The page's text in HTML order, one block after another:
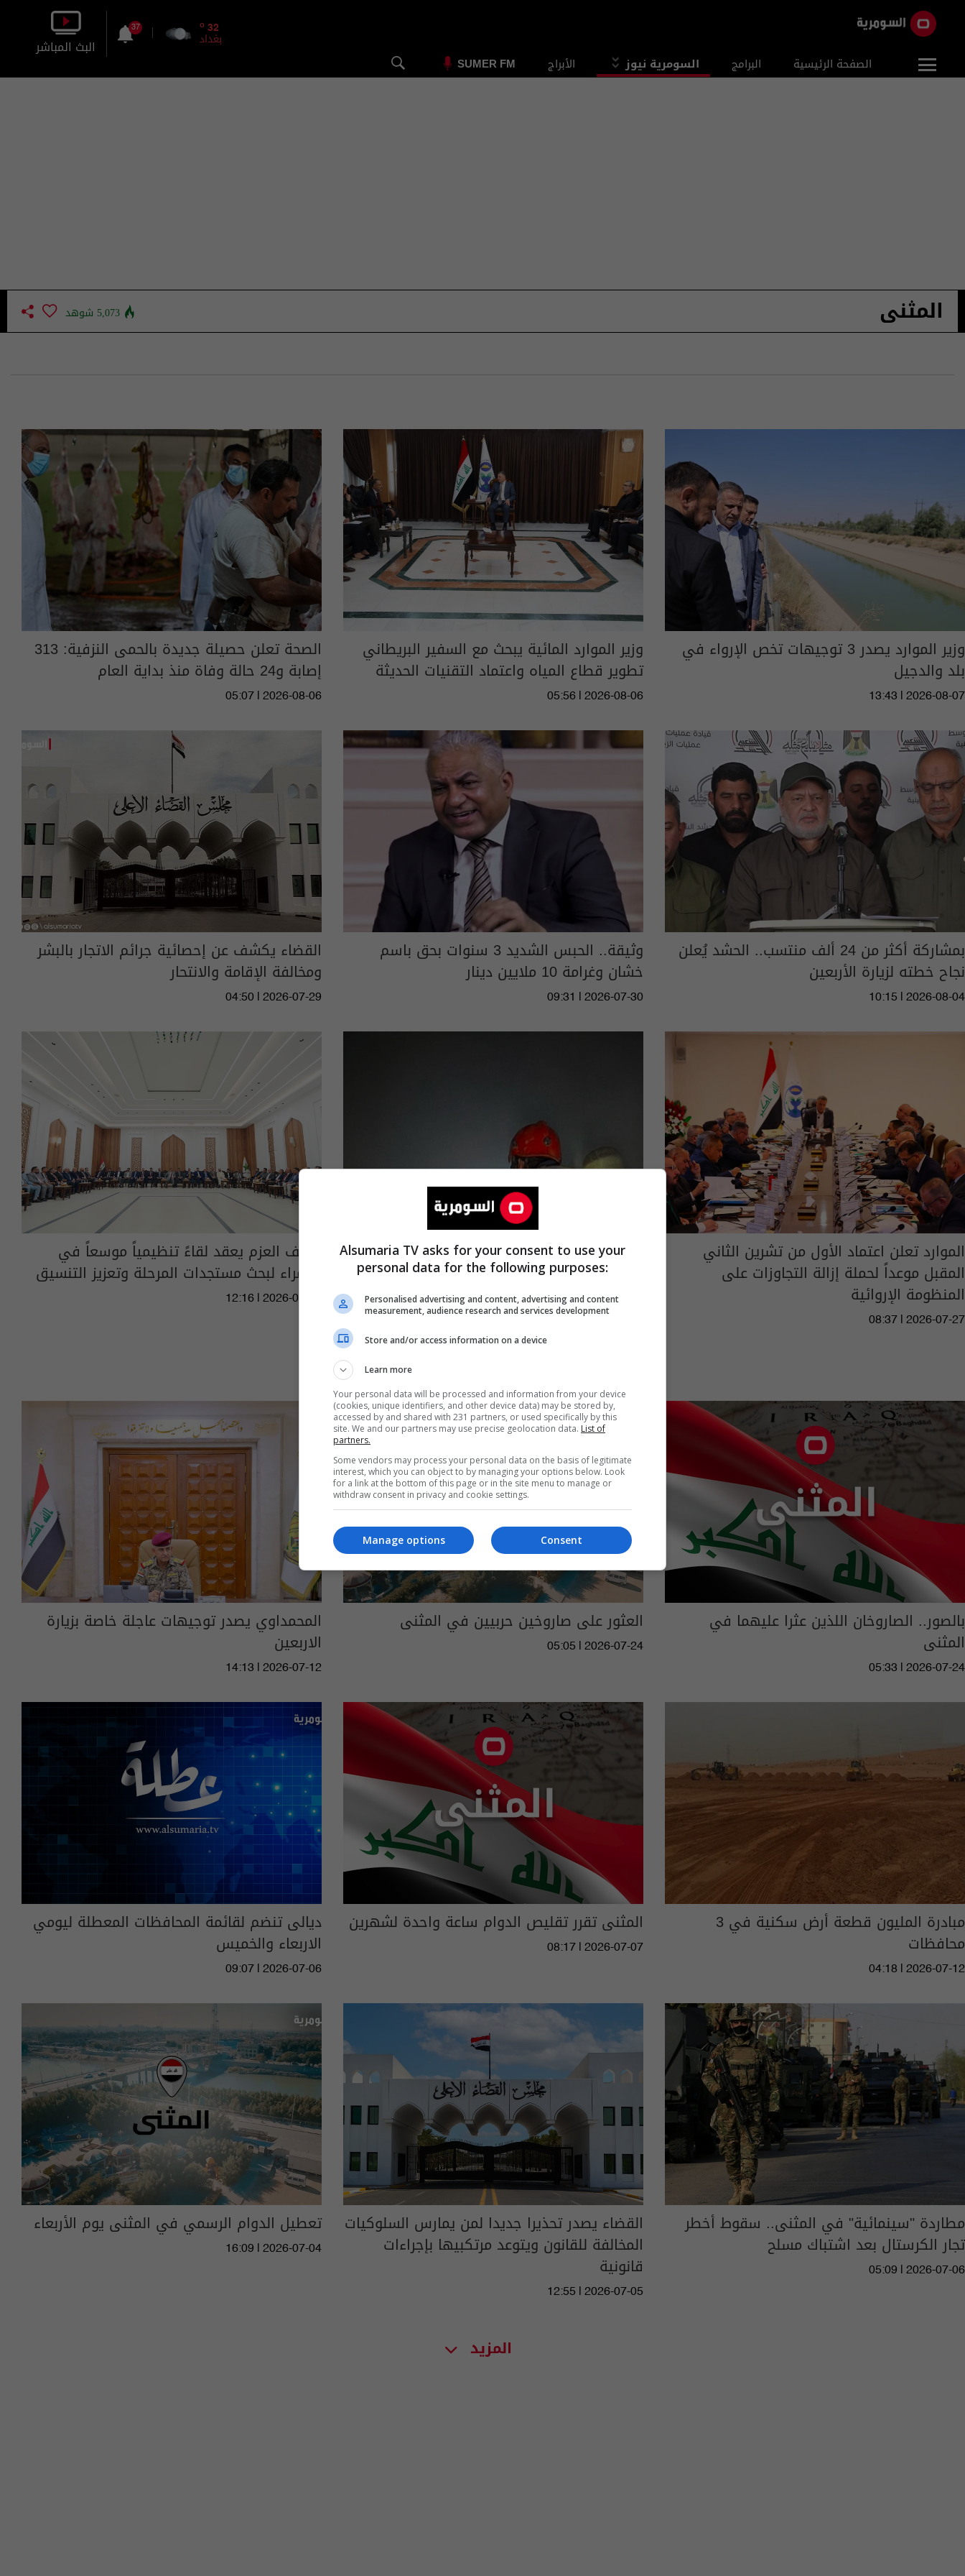
الصفحة الرئيسية البرامج السومرية نيوز الأبراج SUMER FM
32
o
بغداد
37
البث المباشر
المثنى 5,073 شوهد
وزير الموارد يصدر 3 توجيهات تخص الإرواء في
بلد والدجيل
13:43 | 2026-08-07
وزير الموارد المائية يبحث مع السفير البريطاني
تطوير قطاع المياه واعتماد التقنيات الحديثة
05:56 | 2026-08-06
الصحة تعلن حصيلة جديدة بالحمى النزفية: 313
إصابة و24 حالة وفاة منذ بداية العام
05:07 | 2026-08-06
بمشاركة أكثر من 24 ألف منتسب.. الحشد يُعلن
نجاح خطته لزيارة الأربعين
10:15 | 2026-08-04
وثيقة.. الحبس الشديد 3 سنوات بحق باسم
خشان وغرامة 10 ملايين دينار
09:31 | 2026-07-30
القضاء يكشف عن إحصائية جرائم الاتجار بالبشر
ومخالفة الإقامة والانتحار
04:50 | 2026-07-29
الموارد تعلن اعتماد الأول من تشرين الثاني
المقبل موعداً لحملة إزالة التجاوزات على
المنظومة الإروائية
08:37 | 2026-07-27
انقاذ عائلة من حريق في الرميثة
02:57 | 2026-07-27
تحالف العزم يعقد لقاءً تنظيمياً موسعاً في
سامراء لبحث مستجدات المرحلة وتعزيز التنسيق
12:16 | 2026-07-25
بالصور.. الصاروخان اللذين عثرا عليهما في
المثنى
05:33 | 2026-07-24
العثور على صاروخين حربيين في المثنى
05:05 | 2026-07-24
المحمداوي يصدر توجيهات عاجلة خاصة بزيارة
الاربعين
14:13 | 2026-07-12
مبادرة المليون قطعة أرض سكنية في 3
محافظات
04:18 | 2026-07-12
المثنى تقرر تقليص الدوام ساعة واحدة لشهرين
08:17 | 2026-07-07
ديالى تنضم لقائمة المحافظات المعطلة ليومي
الاربعاء والخميس
09:07 | 2026-07-06
مطاردة "سينمائية" في المثنى.. سقوط أخطر
تجار الكرستال بعد اشتباك مسلح
05:09 | 2026-07-06
القضاء يصدر تحذيرا جديدا لمن يمارس السلوكيات
المخالفة للقانون ويتوعد مرتكبيها بإجراءات
قانونية
12:55 | 2026-07-05
تعطيل الدوام الرسمي في المثنى يوم الأربعاء
16:09 | 2026-07-04
المزيد
Alsumaria TV asks for your consent to use your
personal data for the following purposes:
Personalised advertising and content, advertising and content
measurement, audience research and services development
Store and/or access information on a device
Learn more
Your personal data will be processed and information from your device
(cookies, unique identifiers, and other device data) may be stored by,
accessed by and shared with 231 partners, or used specifically by this
site. We and our partners may use precise geolocation data. List of
partners.
Some vendors may process your personal data on the basis of legitimate
interest, which you can object to by managing your options below. Look
for a link at the bottom of this page or in the site menu to manage or
withdraw consent in privacy and cookie settings.
Consent
Manage options